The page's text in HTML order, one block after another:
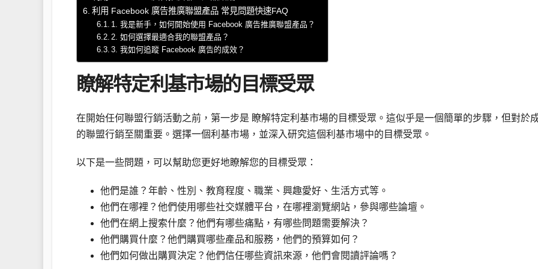
利用 Facebook 廣告推廣聯盟產品 常見問題快速FAQ
1. 我是新手，如何開始使用 Facebook 廣告推廣聯盟產品？
2. 如何選擇最適合我的聯盟產品？
3. 我如何追蹤 Facebook 廣告的成效？
瞭解特定利基市場的目標受眾
在開始任何聯盟行銷活動之前，第一步是 瞭解特定利基市場的目標受眾。這似乎是一個簡單的步驟，但對於
的聯盟行銷至關重要。選擇一個利基市場，並深入研究這個利基市場中的目標受眾。
以下是一些問題，可以幫助您更好地瞭解您的目標受眾：
他們是誰？年齡、性別、教育程度、職業、興趣愛好、生活方式等。
他們在哪裡？他們使用哪些社交媒體平台，在哪裡瀏覽網站，參與哪些論壇。
他們在網上搜索什麼？他們有哪些痛點，有哪些問題需要解決？
他們購買什麼？他們購買哪些產品和服務，他們的預算如何？
他們如何做出購買決定？他們信任哪些資訊來源，他們會閱讀評論嗎？